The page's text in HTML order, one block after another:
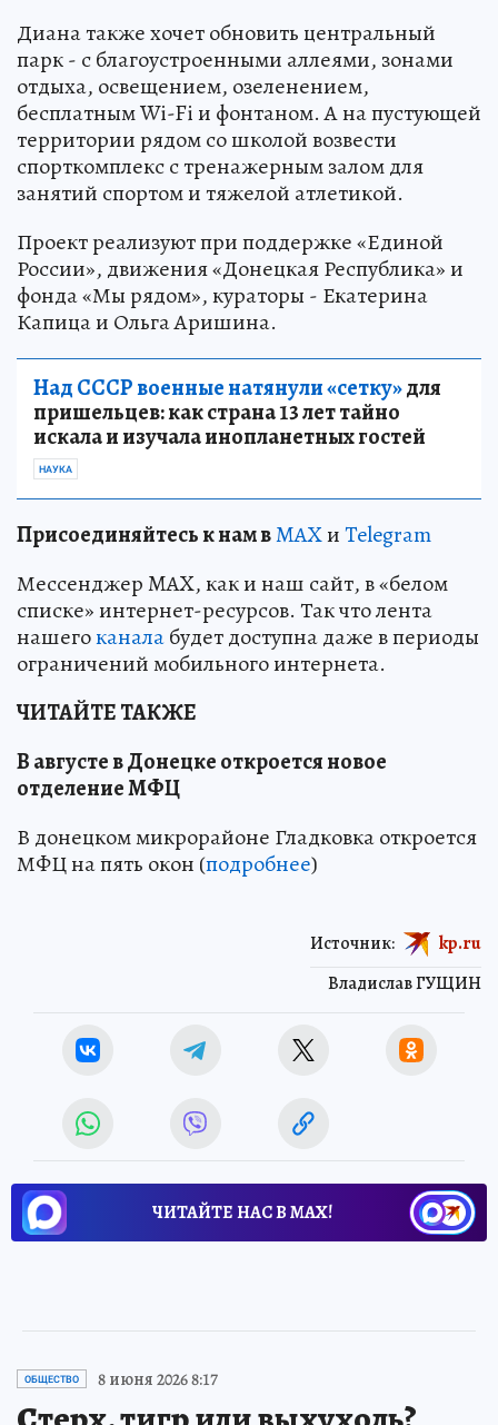
Диана также хочет обновить центральный
парк - с благоустроенными аллеями, зонами
отдыха, освещением, озеленением,
бесплатным Wi-Fi и фонтаном. А на пустующей
территории рядом со школой возвести
спорткомплекс с тренажерным залом для
занятий спортом и тяжелой атлетикой.
Проект реализуют при поддержке «Единой
России», движения «Донецкая Республика» и
фонда «Мы рядом», кураторы - Екатерина
Капица и Ольга Аришина.
Над СССР военные натянули «сетку»для
пришельцев: как страна 13 лет тайно
искала и изучала инопланетных гостей
НАУКА
Присоединяйтесь к нам вMAXиTelegram
Мессенджер MAX, как и наш сайт, в «белом
списке» интернет-ресурсов. Так что лента
нашегоканалабудет доступна даже в периоды
ограничений мобильного интернета.
ЧИТАЙТЕ ТАКЖЕ
В августе в Донецке откроется новое
отделение МФЦ
В донецком микрорайоне Гладковка откроется
МФЦ на пять окон (подробнее)
Владислав ГУЩИН
Источник: kp.ru
ЧИТАЙТЕ НАС В МАХ!
ОБЩЕСТВО 8 июня 2026 8:17